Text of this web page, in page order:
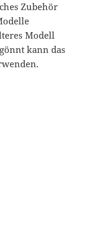
Zubehör
Modell
kann das